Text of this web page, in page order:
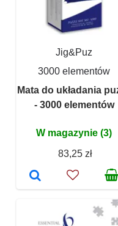
Jig&Puz
3000 elementów
Mata do układania
- 3000 elementów
W magazynie (3)
83,25 zł